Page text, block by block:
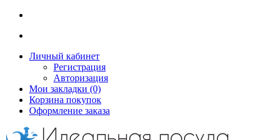
Личный кабинет
Регистрация
Авторизация
Мои закладки (0)
Корзина покупок
Оформление заказа